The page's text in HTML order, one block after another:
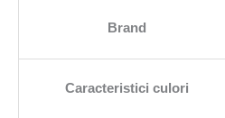
Brand
Caracteristici culori